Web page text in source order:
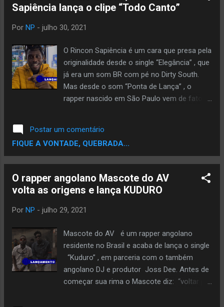
Era de Aquário promete uma mudança
drástica no mundo. Astrólogos visualizam
e mais preocupado com diversas questões
importantes. “O futuro do país está bem
próximo Conservadores serão liberais Os
raivosos vão ficar dóceis E os doces Mais
adocicadas Quando a Era de Aquarius
Era de Aquarius surgir Quando a Era de
Aquarius chega” Come...
Sapiência lança o clipe “Todo Canto”
Por NP - julho 30, 2021
O Rincon Sapiência é um cara que presa pela
originalidade desde o single “Elegância” , que
já era um som BR com pé no Dirty South.
Mas desde o som “Ponta de Lança” , o
rapper nascido em São Paulo vem de fato
produções. Em “Todo Canto” , o rapper rima
em cima do beat do SubX e Ty Fig , que é um
Drill com sua cara. Gravado pelas ruas e
de Shows, o rapper assina a direção do
videoclipe. Confira:
Postar um comentário
FIQUE A VONTADE, QUEBRADA...
O rapper angolano Mascote do AV
volta as origens e lança KUDURO
Por NP - julho 29, 2021
Mascote do AV é um rapper angolano
residente no Brasil e acaba de lança o single
“Kuduro” , em parceria com o também
angolano DJ e produtor Joss Dee. Antes de
começar sua rima o Mascote diz: “voltar pra